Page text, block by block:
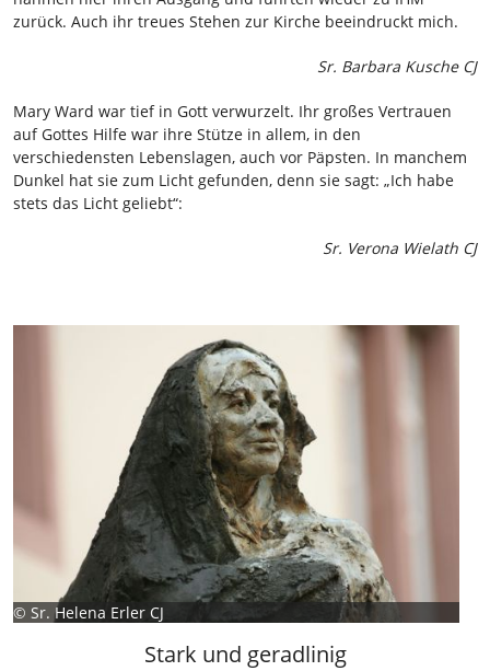
zurück. Auch ihr treues Stehen zur Kirche beeindruckt mich.
Sr. Barbara Kusche CJ
Mary Ward war tief in Gott verwurzelt. Ihr großes Vertrauen
auf Gottes Hilfe war ihre Stütze in allem, in den
verschiedensten Lebenslagen, auch vor Päpsten. In manchem
Dunkel hat sie zum Licht gefunden, denn sie sagt: „Ich habe
stets das Licht geliebt“:
Sr. Verona Wielath CJ
© Sr. Helena Erler CJ
Stark und geradlinig